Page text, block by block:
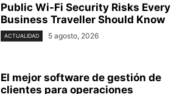
Public Wi-Fi Security Risks Every
Business Traveller Should Know
ACTUALIDAD 5 agosto, 2026
El mejor software de gestión de
clientes para operaciones